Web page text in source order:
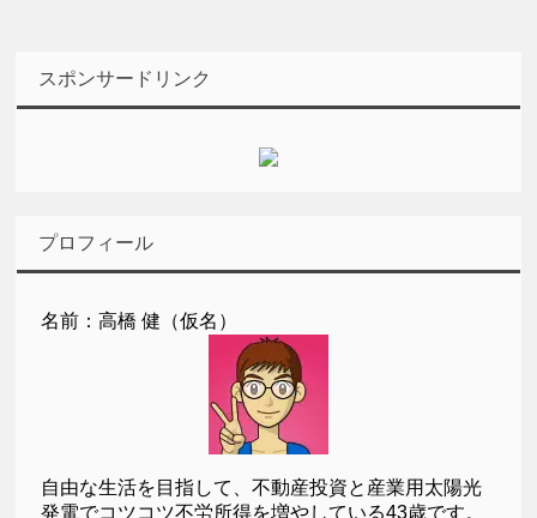
スポンサードリンク
プロフィール
名前：高橋 健（仮名）
自由な生活を目指して、不動産投資と産業用太陽光
発電でコツコツ不労所得を増やしている43歳です。